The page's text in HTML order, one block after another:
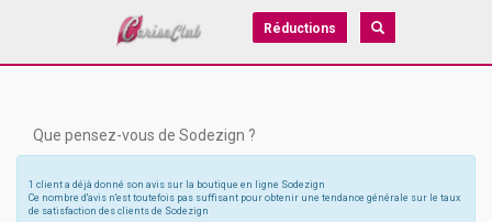
Réductions
Que pensez-vous de Sodezign ?
1 client a déjà donné son avis sur la boutique en ligne Sodezign
Ce nombre d'avis n'est toutefois pas suffisant pour obtenir une tendance générale sur le taux
de satisfaction des clients de Sodezign